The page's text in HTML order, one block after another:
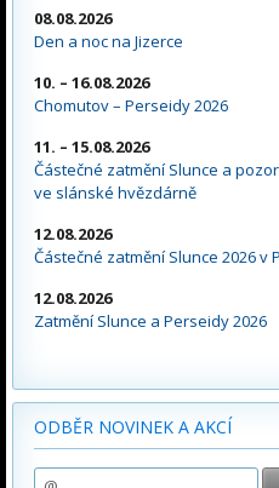
08.08.2026
Den a noc na Jizerce
10. – 16.08.2026
Chomutov – Perseidy 2026
11. – 15.08.2026
Částečné zatmění Slunce a
ve slánské hvězdárně
12.08.2026
Částečné zatmění Slunce 2026 v
12.08.2026
Zatmění Slunce a Perseidy 2026
ODBĚR NOVINEK A AKCÍ